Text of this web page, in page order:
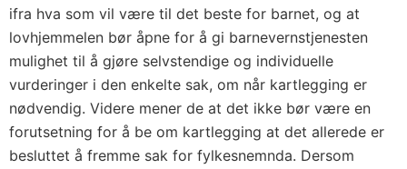
ifra hva som vil være til det beste for barnet, og at
lovhjemmelen bør åpne for å gi barnevernstjenesten
mulighet til å gjøre selvstendige og individuelle
vurderinger i den enkelte sak, om når kartlegging er
nødvendig. Videre mener de at det ikke bør være en
forutsetning for å be om kartlegging at det allerede er
besluttet å fremme sak for fylkesnemnda. Dersom